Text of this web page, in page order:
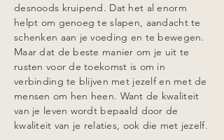
desnoods kruipend. Dat het al enorm
helpt om genoeg te slapen, aandacht te
schenken aan je voeding en te bewegen.
Maar dat de beste manier om je uit te
rusten voor de toekomst is om in
verbinding te blijven met jezelf en met de
mensen om hen heen. Want de kwaliteit
van je leven wordt bepaald door de
kwaliteit van je relaties, ook die met jezelf.